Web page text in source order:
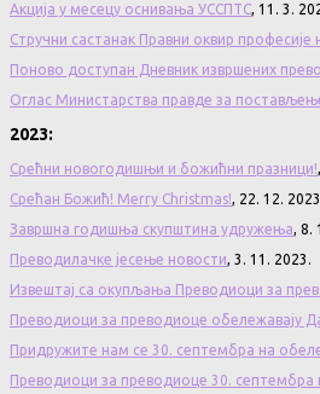
Акција у месецу оснивања УССПТС, 11. 3.
Стручни састанак Правни оквир професије
Поново доступан Дневник извршених
Оглас Министарства правде за
2023:
Срећни новогодишњи и божићни празници!
Срећан Божић! Merry Christmas!, 22. 12.
Завршна годишња скупштина удружења, 8.
Преводилачке јесење новости, 3. 11. 2023.
Извештај са окупљања Преводиоци за
Преводиоци за преводиоце обележавају
Придружите нам се 30. септембра на
Преводиоци за преводиоце 30.